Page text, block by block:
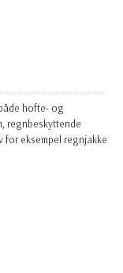
hofte- og
regnbeskyttende
eksempel regnjakke